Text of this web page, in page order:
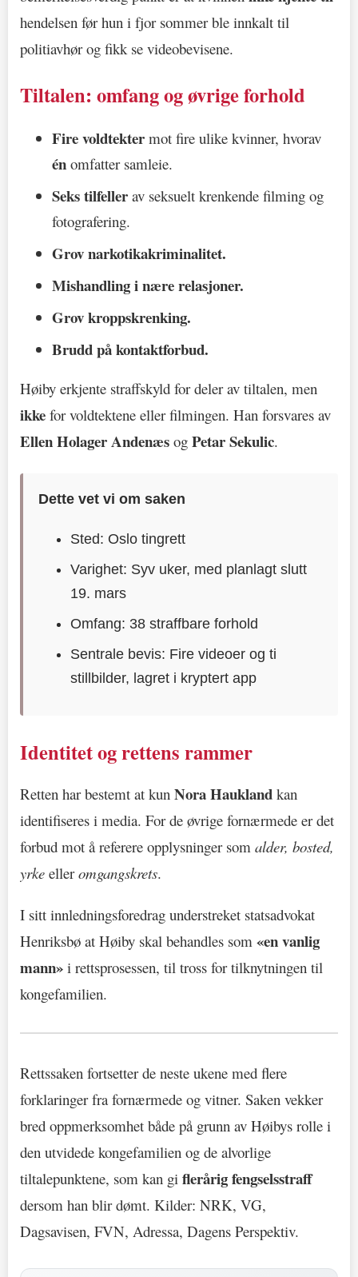
hendelsen før hun i fjor sommer ble innkalt til
politiavhør og fikk se videobevisene.
Tiltalen: omfang og øvrige forhold
Fire voldtekter mot fire ulike kvinner, hvorav
én omfatter samleie.
Seks tilfeller av seksuelt krenkende filming og
fotografering.
Grov narkotikakriminalitet.
Mishandling i nære relasjoner.
Grov kroppskrenking.
Brudd på kontaktforbud.
Høiby erkjente straffskyld for deler av tiltalen, men
ikke for voldtektene eller filmingen. Han forsvares av
Ellen Holager Andenæs og Petar Sekulic.
Dette vet vi om saken
Sted: Oslo tingrett
Varighet: Syv uker, med planlagt slutt
19. mars
Omfang: 38 straffbare forhold
Sentrale bevis: Fire videoer og ti
stillbilder, lagret i kryptert app
Identitet og rettens rammer
Retten har bestemt at kun Nora Haukland kan
identifiseres i media. For de øvrige fornærmede er det
forbud mot å referere opplysninger som alder, bosted,
yrke elleromgangskrets.
I sitt innledningsforedrag understreket statsadvokat
Henriksbø at Høiby skal behandles som «en vanlig
mann» i rettsprosessen, til tross for tilknytningen til
kongefamilien.
Rettssaken fortsetter de neste ukene med flere
forklaringer fra fornærmede og vitner. Saken vekker
bred oppmerksomhet både på grunn av Høibys rolle i
den utvidede kongefamilien og de alvorlige
tiltalepunktene, som kan gi flerårig fengselsstraff
dersom han blir dømt. Kilder: NRK, VG,
Dagsavisen, FVN, Adressa, Dagens Perspektiv.